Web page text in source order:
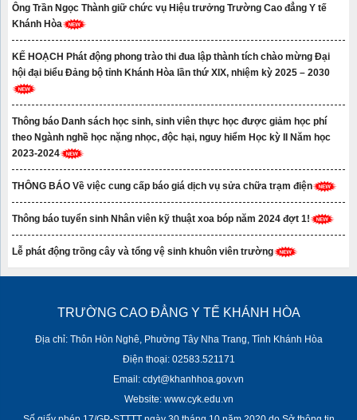
Ông Trần Ngọc Thành giữ chức vụ Hiệu trưởng Trường Cao đẳng Y tế
Khánh Hòa
KẾ HOẠCH Phát động phong trào thi đua lập thành tích chào mừng Đại
hội đại biểu Đảng bộ tỉnh Khánh Hòa lần thứ XIX, nhiệm kỳ 2025 – 2030
Thông báo Danh sách học sinh, sinh viên thực học được giảm học phí
theo Ngành nghề học nặng nhọc, độc hại, nguy hiểm Học kỳ II Năm học
2023-2024
THÔNG BÁO Về việc cung cấp báo giá dịch vụ sửa chữa trạm điện
Thông báo tuyển sinh Nhân viên kỹ thuật xoa bóp năm 2024 đợt 1!
Lễ phát động trồng cây và tổng vệ sinh khuôn viên trường
TRƯỜNG CAO ĐẲNG Y TẾ KHÁNH HÒA
Địa chỉ: Thôn Hòn Nghê, Phường Tây Nha Trang, Tỉnh Khánh Hòa
Điện thoại: 02583.521171
Email: cdyt@khanhhoa.gov.vn
Website: www.cyk.edu.vn